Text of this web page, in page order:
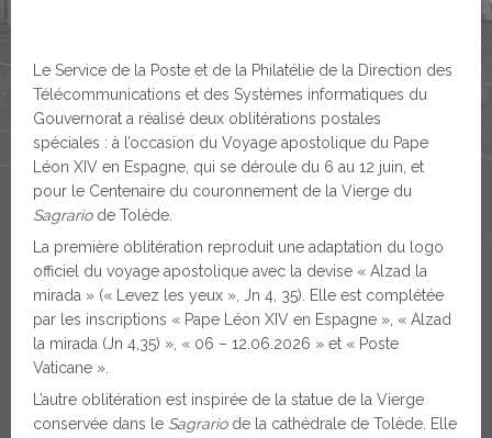
Le Service de la Poste et de la Philatélie de la Direction des
Télécommunications et des Systèmes informatiques du
Gouvernorat a réalisé deux oblitérations postales
spéciales : à l’occasion du Voyage apostolique du Pape
Léon XIV en Espagne, qui se déroule du 6 au 12 juin, et
pour le Centenaire du couronnement de la Vierge du
Sagrariode Tolède.
La première oblitération reproduit une adaptation du logo
officiel du voyage apostolique avec la devise « Alzad la
mirada » (« Levez les yeux », Jn 4, 35). Elle est complétée
par les inscriptions « Pape Léon XIV en Espagne », « Alzad
la mirada (Jn 4,35) », « 06 – 12.06.2026 » et « Poste
Vaticane ».
L’autre oblitération est inspirée de la statue de la Vierge
conservée dans le Sagrariode la cathédrale de Tolède. Elle